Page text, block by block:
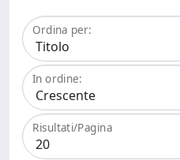
Ordina per:
In ordine:
Risultati/Pagina